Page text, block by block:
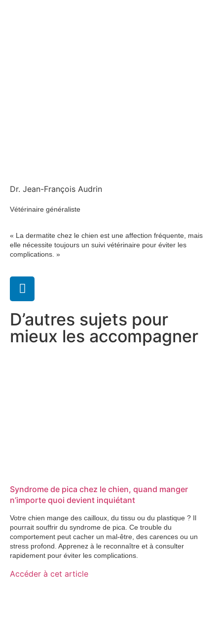
Dr. Jean-François Audrin
Vétérinaire généraliste
« La dermatite chez le chien est une affection fréquente, mais
elle nécessite toujours un suivi vétérinaire pour éviter les
complications. »
D’autres sujets pour
mieux les accompagner​​
Syndrome de pica chez le chien, quand manger
n’importe quoi devient inquiétant
Votre chien mange des cailloux, du tissu ou du plastique ? Il
pourrait souffrir du syndrome de pica. Ce trouble du
comportement peut cacher un mal-être, des carences ou un
stress profond. Apprenez à le reconnaître et à consulter
rapidement pour éviter les complications.
Accéder à cet article